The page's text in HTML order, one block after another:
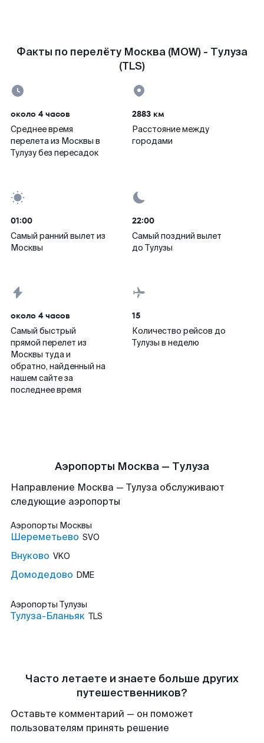
Факты по перелёту Москва (MOW) - Тулуза
(TLS)
около 4 часов
Среднее время
перелета из Москвы в
Тулузу без пересадок
2883 км
Расстояние между
городами
01:00
Самый ранний вылет из
Москвы
22:00
Самый поздний вылет
до Тулузы
около 4 часов
Самый быстрый
прямой перелет из
Москвы туда и
обратно, найденный на
нашем сайте за
последнее время
15
Количество рейсов до
Тулузы в неделю
Аэропорты Москва — Тулуза
Направление Москва — Тулуза обслуживают
следующие аэропорты
Аэропорты Москвы
Шереметьево SVO
Внуково VKO
Домодедово DME
Аэропорты Тулузы
Тулуза-Бланьяк TLS
Часто летаете и знаете больше других
путешественников?
Оставьте комментарий — он поможет
пользователям принять решение